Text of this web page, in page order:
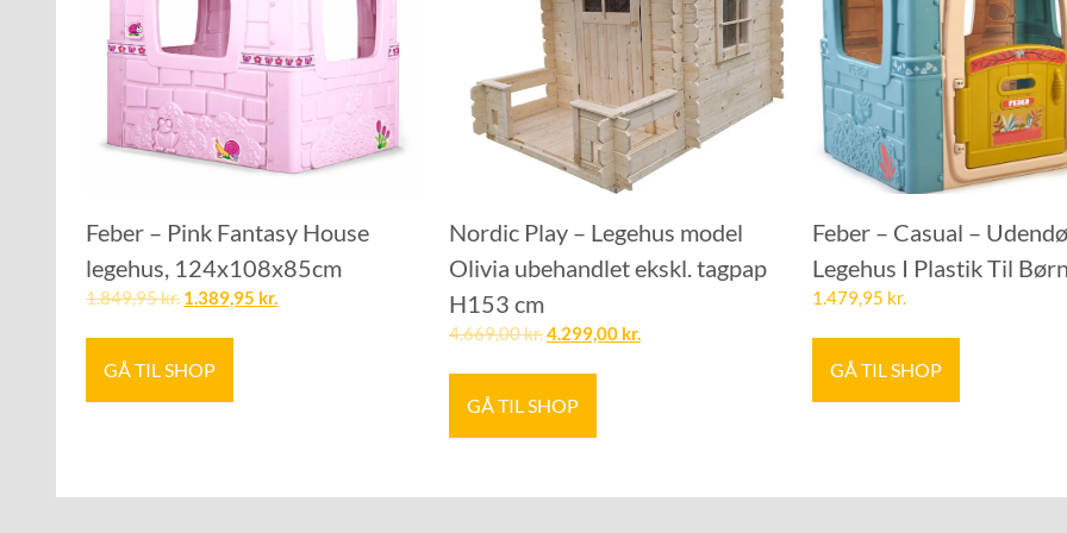
Feber – Pink Fantasy House
legehus, 124x108x85cm
1.849,95kr. 1.389,95 kr.
GÅ TIL SHOP
Nordic Play – Legehus model
Olivia ubehandlet ekskl. tagpap
H153 cm
4.669,00kr.4.299,00 kr.
GÅ TIL SHOP
Feber – Casual –
Legehus I Plastik Til
1.479,95 kr.
GÅ TIL SHOP